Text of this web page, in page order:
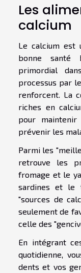
Les
calcium
Le calcium est
bonne santé
primordial
processus par
renforcent. La
riches en
pour
prévenir les
Parmi les
retrouve les
fromage et le
sardines et le
"sources de
seulement de
celle des
En intégrant
quotidienne,
dents et vos